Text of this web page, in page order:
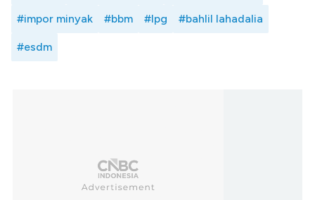
#impor minyak #bbm #lpg #bahlil lahadalia
#esdm